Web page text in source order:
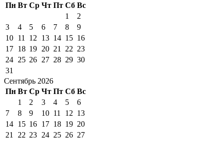
Пн Вт Ср Чт Пт Сб Вс
1
2
3
4 5 6 7 8
9
10 11 12 13 14 15 16
17 18 19 20 21 22 23
24 25 26 27 28 29 30
31
Сентябрь 2026
Пн Вт Ср Чт Пт Сб Вс
1
2 3 4 5
6
7
8 9 10 11 12 13
14 15 16 17 18 19 20
21
22 23 24 25 26 27